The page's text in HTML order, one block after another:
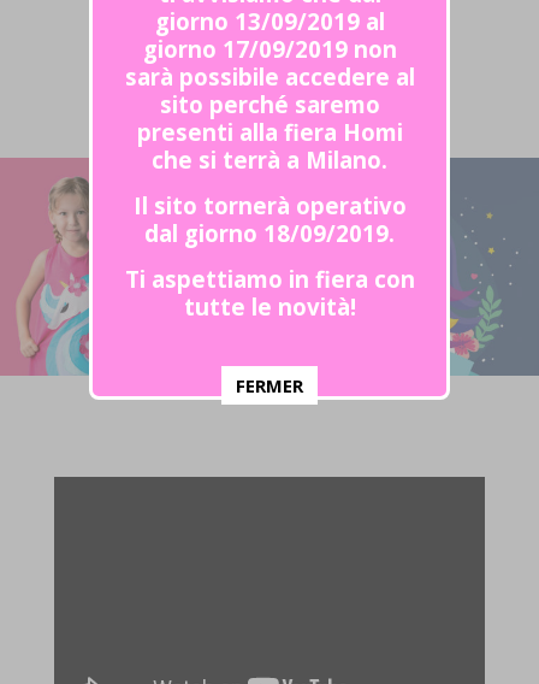
This popup will close in:
giorno 13/09/2019 al
giorno 17/09/2019 non
sarà possibile accedere al
sito perché saremo
presenti alla fiera Homi
che si terrà a Milano.
Il sito tornerà operativo
dal giorno 18/09/2019.
Ti aspettiamo in fiera con
tutte le novità!
FERMER